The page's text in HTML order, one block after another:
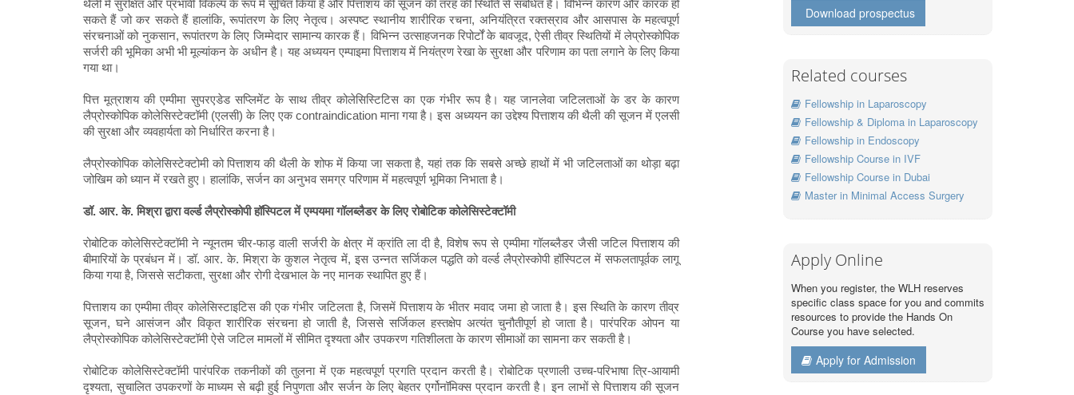
थैली में सुरक्षित और प्रभावी विकल्प के रूप में सूचित किया है और पित्ताशय की सूजन की तरह की स्थिति से संबंधित हैं। विभिन्न कारण और कारक हो
सकते हैं जो कर सकते हैं हालांकि, रूपांतरण के लिए नेतृत्व। अस्पष्ट स्थानीय शारीरिक रचना, अनियंत्रित रक्तस्राव और आसपास के महत्वपूर्ण
संरचनाओं को नुकसान, रूपांतरण के लिए जिम्मेदार सामान्य कारक हैं। विभिन्न उत्साहजनक रिपोर्टों के बावजूद, ऐसी तीव्र स्थितियों में लेप्रोस्कोपिक
सर्जरी की भूमिका अभी भी मूल्यांकन के अधीन है। यह अध्ययन एम्पाइमा पित्ताशय में नियंत्रण रेखा के सुरक्षा और परिणाम का पता लगाने के लिए किया
गया था।
पित्त मूत्राशय की एम्पीमा सुपरएडेड सप्लिमेंट के साथ तीव्र कोलेसिस्टिटिस का एक गंभीर रूप है। यह जानलेवा जटिलताओं के डर के कारण
लैप्रोस्कोपिक कोलेसिस्टेक्टॉमी (एलसी) के लिए एक contraindication माना गया है। इस अध्ययन का उद्देश्य पित्ताशय की थैली की सूजन में एलसी
की सुरक्षा और व्यवहार्यता को निर्धारित करना है।
लैप्रोस्कोपिक कोलेसिस्टेक्टोमी को पित्ताशय की थैली के शोफ में किया जा सकता है, यहां तक ​​कि सबसे अच्छे हाथों में भी जटिलताओं का थोड़ा बढ़ा
जोखिम को ध्यान में रखते हुए। हालांकि, सर्जन का अनुभव समग्र परिणाम में महत्वपूर्ण भूमिका निभाता है।
डॉ. आर. के. मिश्रा द्वारा वर्ल्ड लैप्रोस्कोपी हॉस्पिटल में एम्पयमागॉलब्लैडर के लिए रोबोटिक कोलेसिस्टेक्टॉमी
रोबोटिक कोलेसिस्टेक्टॉमी ने न्यूनतम चीर-फाड़ वाली सर्जरी के क्षेत्र में क्रांति ला दी है, विशेष रूप से एम्पीमा गॉलब्लैडर जैसी जटिल पित्ताशय की
बीमारियों के प्रबंधन में। डॉ. आर. के. मिश्रा के कुशल नेतृत्व में, इस उन्नत सर्जिकल पद्धति को वर्ल्ड लैप्रोस्कोपी हॉस्पिटल में सफलतापूर्वक लागू
किया गया है, जिससे सटीकता, सुरक्षा और रोगी देखभाल के नए मानक स्थापित हुए हैं।
पित्ताशय का एम्पीमा तीव्र कोलेसिस्टाइटिस की एक गंभीर जटिलता है, जिसमें पित्ताशय के भीतर मवाद जमा हो जाता है। इस स्थिति के कारण तीव्र
सूजन, घने आसंजन और विकृत शारीरिक संरचना हो जाती है, जिससे सर्जिकल हस्तक्षेप अत्यंत चुनौतीपूर्ण हो जाता है। पारंपरिक ओपन या
लैप्रोस्कोपिक कोलेसिस्टेक्टॉमी ऐसे जटिल मामलों में सीमित दृश्यता और उपकरण गतिशीलता के कारण सीमाओं का सामना कर सकती है।
रोबोटिक कोलेसिस्टेक्टॉमी पारंपरिक तकनीकों की तुलना में एक महत्वपूर्ण प्रगति प्रदान करती है। रोबोटिक प्रणाली उच्च-परिभाषा त्रि-आयामी
दृश्यता, सुचालित उपकरणों के माध्यम से बढ़ी हुई निपुणता और सर्जन के लिए बेहतर एर्गोनॉमिक्स प्रदान करती है। इन लाभों से पित्ताशय की सूजन
Download prospectus
Related courses
Fellowship in Laparoscopy
Fellowship & Diploma in Laparoscopy
Fellowship in Endoscopy
Fellowship Course in IVF
Fellowship Course in Dubai
Master in Minimal Access Surgery
Apply Online
When you register, the WLH reserves
specific class space for you and commits
resources to provide the Hands On
Course you have selected.
Apply for Admission